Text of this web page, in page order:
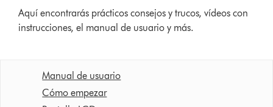
Aquí encontrarás prácticos consejos y trucos, vídeos con
instrucciones, el manual de usuario y más.
Manual de usuario
Cómo empezar